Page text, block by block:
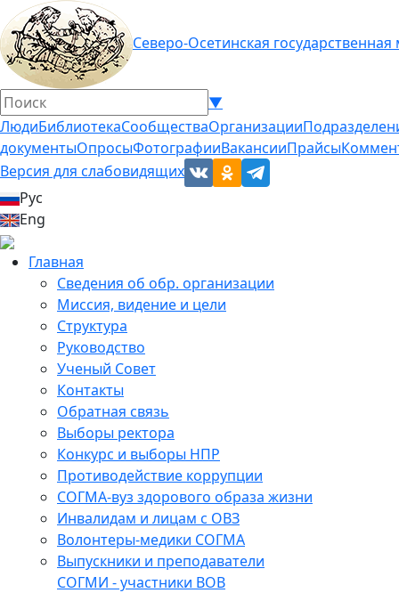
Северо-Осетинская
▼
ЛюдиБиблиотекаСообществаОрганизации
документыОпросыФотографииВакансииПрайсы
Версия для слабовидящих
Рус
Eng
Главная
Сведения об обр. организации
Миссия, видение и цели
Структура
Руководство
Ученый Совет
Контакты
Обратная связь
Выборы ректора
Конкурс и выборы НПР
Противодействие коррупции
СОГМА-вуз здорового образа жизни
Инвалидам и лицам с ОВЗ
Волонтеры-медики СОГМА
Выпускники и преподаватели
СОГМИ - участники ВОВ